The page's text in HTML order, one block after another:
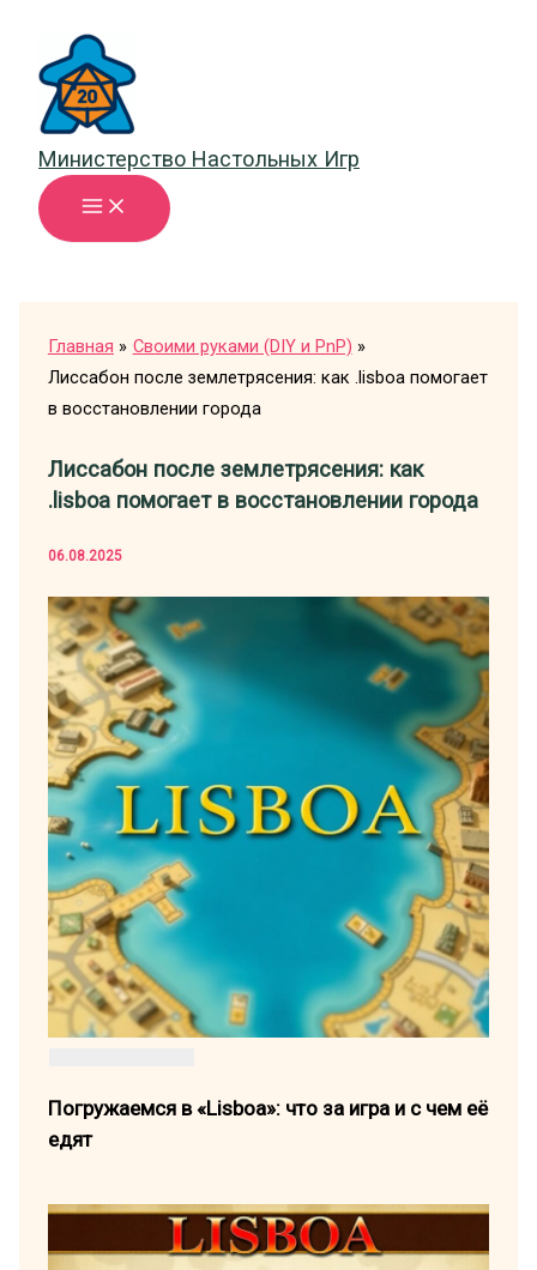
содержимому
Министерство Настольных Игр
Главная
Своими руками (DIY и PnP)
Лиссабон после землетрясения: как .lisboa помогает
в восстановлении города
Лиссабон после землетрясения: как
.lisboa помогает в восстановлении города
06.08.2025
Погружаемся в «Lisboa»: что за игра и с чем её
едят